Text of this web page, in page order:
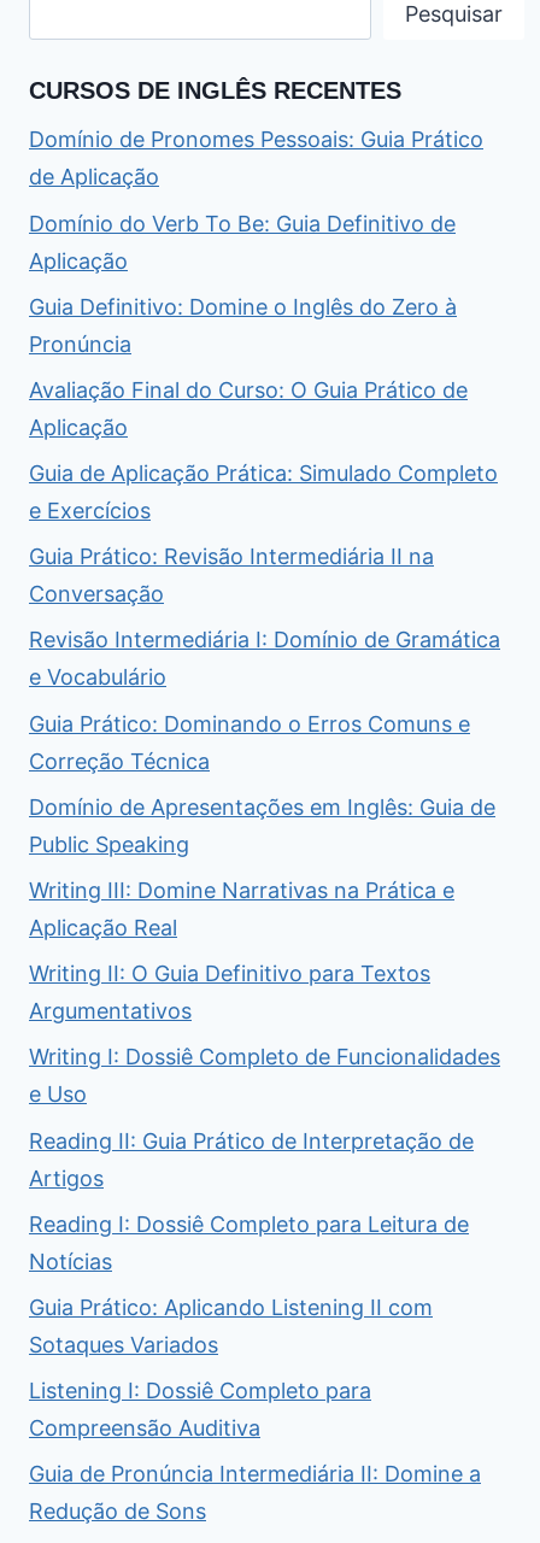
Pesquisar
CURSOS DE INGLÊS RECENTES
Domínio de Pronomes Pessoais: Guia Prático
de Aplicação
Domínio do Verb To Be: Guia Definitivo de
Aplicação
Guia Definitivo: Domine o Inglês do Zero à
Pronúncia
Avaliação Final do Curso: O Guia Prático de
Aplicação
Guia de Aplicação Prática: Simulado Completo
e Exercícios
Guia Prático: Revisão Intermediária II na
Conversação
Revisão Intermediária I: Domínio de Gramática
e Vocabulário
Guia Prático: Dominando o Erros Comuns e
Correção Técnica
Domínio de Apresentações em Inglês: Guia de
Public Speaking
Writing III: Domine Narrativas na Prática e
Aplicação Real
Writing II: O Guia Definitivo para Textos
Argumentativos
Writing I: Dossiê Completo de Funcionalidades
e Uso
Reading II: Guia Prático de Interpretação de
Artigos
Reading I: Dossiê Completo para Leitura de
Notícias
Guia Prático: Aplicando Listening II com
Sotaques Variados
Listening I: Dossiê Completo para
Compreensão Auditiva
Guia de Pronúncia Intermediária II: Domine a
Redução de Sons